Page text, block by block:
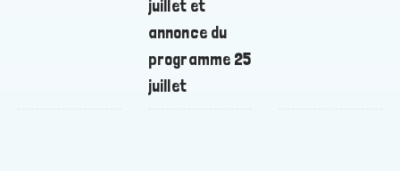
juillet et
annonce du
programme 25
juillet